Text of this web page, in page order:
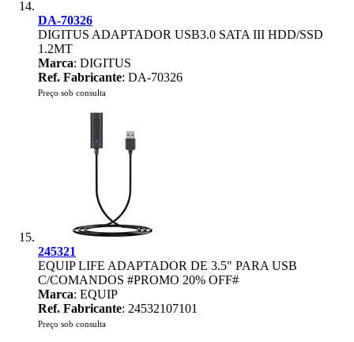
DA-70326
DIGITUS ADAPTADOR USB3.0 SATA III HDD/SSD
1.2MT
Marca: DIGITUS
Ref. Fabricante: DA-70326
Preço sob consulta
245321
EQUIP LIFE ADAPTADOR DE 3.5" PARA USB
C/COMANDOS #PROMO 20% OFF#
Marca: EQUIP
Ref. Fabricante: 24532107101
Preço sob consulta